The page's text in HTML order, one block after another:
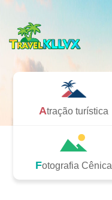
Atração turística
Fotografia Cênica